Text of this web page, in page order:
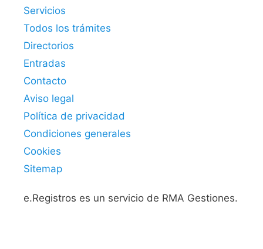
Servicios
Todos los trámites
Directorios
Entradas
Contacto
Aviso legal
Política de privacidad
Condiciones generales
Cookies
Sitemap
e.Registros es un servicio de RMA Gestiones.